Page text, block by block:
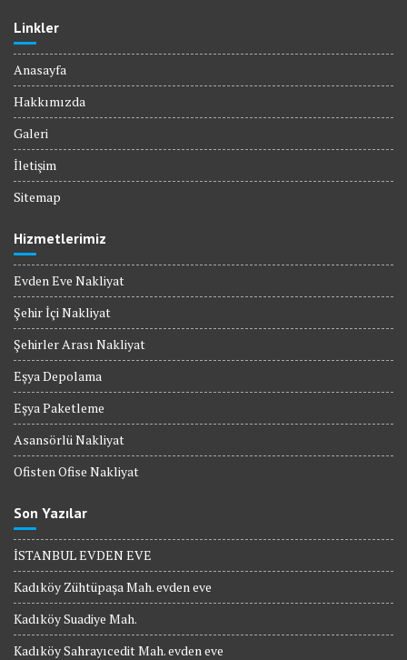
Linkler
Anasayfa
Hakkımızda
Galeri
İletişim
Sitemap
Hizmetlerimiz
Evden Eve Nakliyat
Şehir İçi Nakliyat
Şehirler Arası Nakliyat
Eşya Depolama
Eşya Paketleme
Asansörlü Nakliyat
Ofisten Ofise Nakliyat
Son Yazılar
İSTANBUL EVDEN EVE
Kadıköy Zühtüpaşa Mah. evden eve
Kadıköy Suadiye Mah.
Kadıköy Sahrayıcedit Mah. evden eve